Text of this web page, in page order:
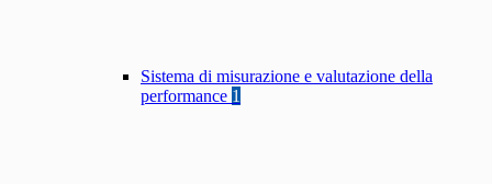
Sistema di misurazione e valutazione della
performance 1